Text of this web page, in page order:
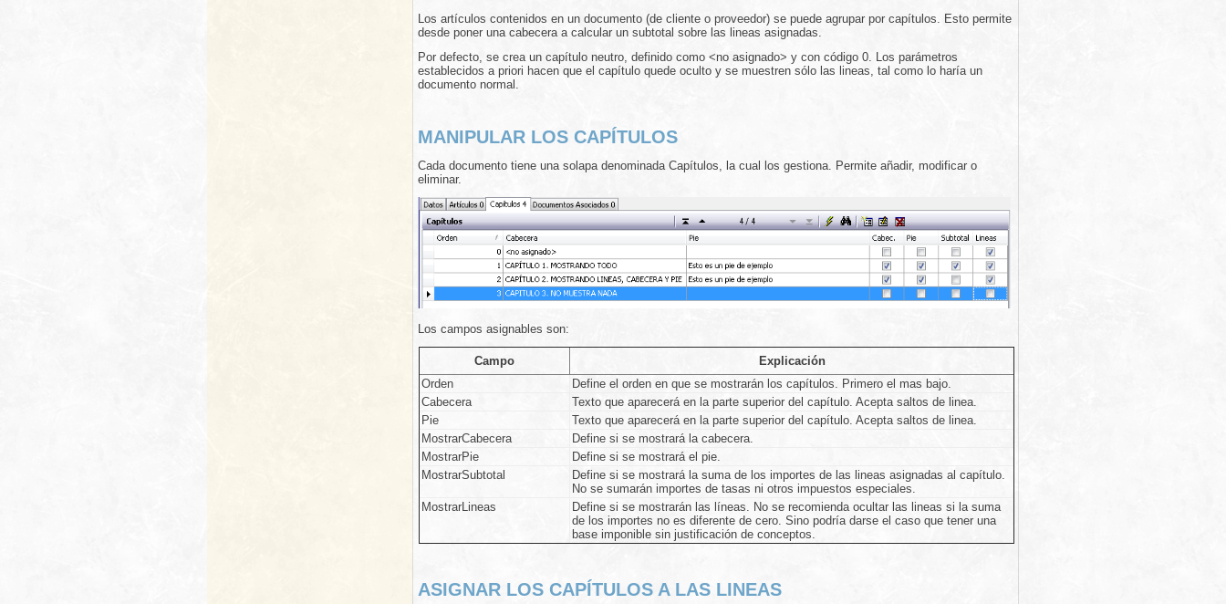
Los artículos contenidos en un documento (de cliente o proveedor) se puede agrupar por capítulos. Esto permite
desde poner una cabecera a calcular un subtotal sobre las lineas asignadas.
Por defecto, se crea un capítulo neutro, definido como <no asignado> y con código 0. Los parámetros
establecidos a priori hacen que el capítulo quede oculto y se muestren sólo las lineas, tal como lo haría un
documento normal.
MANIPULAR LOS CAPÍTULOS
Cada documento tiene una solapa denominada Capítulos, la cual los gestiona. Permite añadir, modificar o
eliminar.
Los campos asignables son:
Campo
Explicación
Orden
Define el orden en que se mostrarán los capítulos. Primero el mas bajo.
Cabecera
Texto que aparecerá en la parte superior del capítulo. Acepta saltos de linea.
Pie
Texto que aparecerá en la parte superior del capítulo. Acepta saltos de linea.
MostrarCabecera
Define si se mostrará la cabecera.
MostrarPie
Define si se mostrará el pie.
MostrarSubtotal
Define si se mostrará la suma de los importes de las lineas asignadas al capítulo.
No se sumarán importes de tasas ni otros impuestos especiales.
MostrarLineas
Define si se mostrarán las líneas. No se recomienda ocultar las lineas si la suma
de los importes no es diferente de cero. Sino podría darse el caso que tener una
base imponible sin justificación de conceptos.
ASIGNAR LOS CAPÍTULOS A LAS LINEAS